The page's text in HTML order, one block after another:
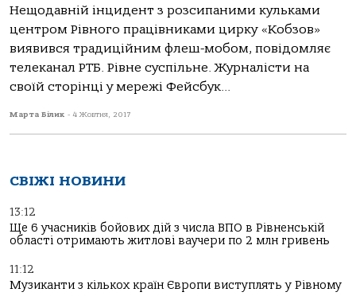
Нещодавній інцидент з розсипаними кульками
центром Рівного працівниками цирку «Кобзов»
виявився традиційним флеш-мобом, повідомляє
телеканал РТБ. Рівне суспільне. Журналісти на
своїй сторінці у мережі Фейсбук...
Марта Білик - 4 Жовтня, 2017
СВІЖІ НОВИНИ
13:12
Ще 6 учасників бойових дій з числа ВПО в Рівненській
області отримають житлові ваучери по 2 млн гривень
11:12
Музиканти з кількох країн Європи виступлять у Рівному